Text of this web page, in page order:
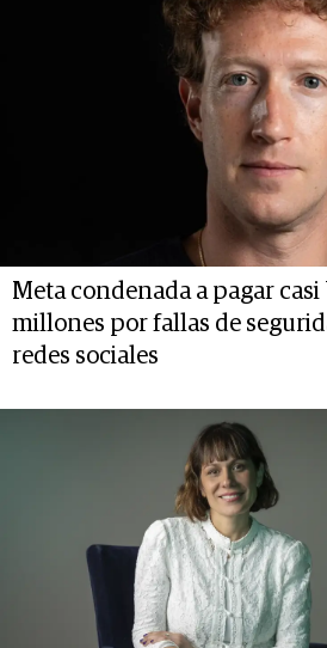
Meta condenada a pagar casi
millones por fallas de
redes sociales